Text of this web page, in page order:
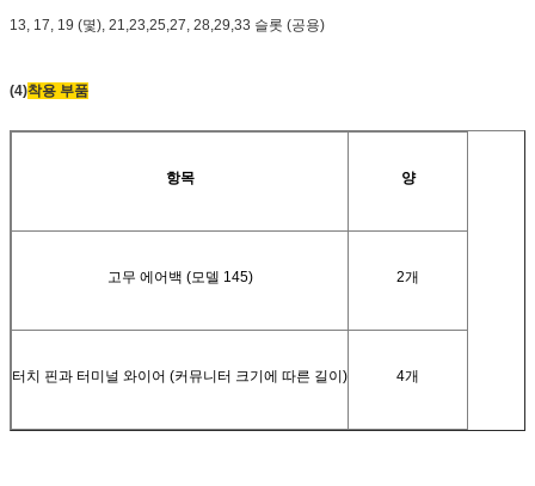
13, 17, 19 (몇), 21,23,25,27, 28,29,33 슬롯 (공용)
(4)착용 부품
항목 양
고무 에어백 (모델 145) 2개
터치 핀과 터미널 와이어 (커뮤니터 크기에 따른 길이) 4개